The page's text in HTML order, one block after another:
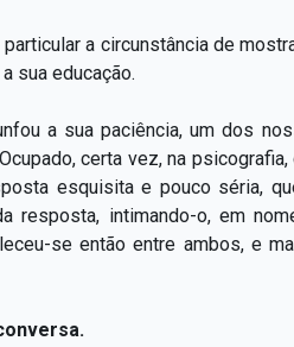
a circunstância de
sua educação.
a sua paciência, um dos
certa vez, na
esquisita e pouco séria,
resposta, intimando-o, em
se então entre ambos, e